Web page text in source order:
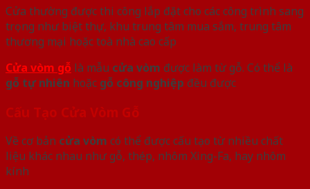
Cửa thường được thi công lắp đặt cho các công trình sang
trọng như biệt thự, khu trung tâm mua sắm, trung tâm
thương mại hoặc toà nhà cao cấp
Cửa vòm gỗ là mẫu cửa vòm được làm từ gỗ. Có thể là
gỗ tự nhiên hoặc gỗ công nghiệp đều được
Cấu Tạo Cửa Vòm Gỗ
Về cơ bản cửa vòm có thể được cấu tạo từ nhiều chất
liệu khác nhau như gỗ, thép, nhôm Xing-Fa, hay nhôm
kính